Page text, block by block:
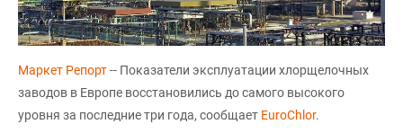
Маркет Репорт-- Показатели эксплуатации хлорщелочных
заводов в Европе восстановились до самого высокого
уровня за последние три года, сообщает EuroChlor.